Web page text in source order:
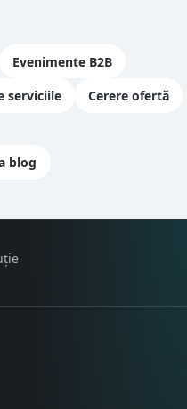
Evenimente B2B
serviciile Cerere ofertă
blog